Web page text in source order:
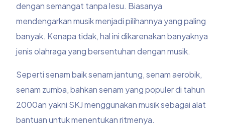
dengan semangat tanpa lesu. Biasanya
mendengarkan musik menjadi pilihannya yang paling
banyak. Kenapa tidak, hal ini dikarenakan banyaknya
jenis olahraga yang bersentuhan dengan musik.
Seperti senam baik senam jantung, senam aerobik,
senam zumba, bahkan senam yang populer di tahun
2000an yakni SKJ menggunakan musik sebagai alat
bantuan untuk menentukan ritmenya.